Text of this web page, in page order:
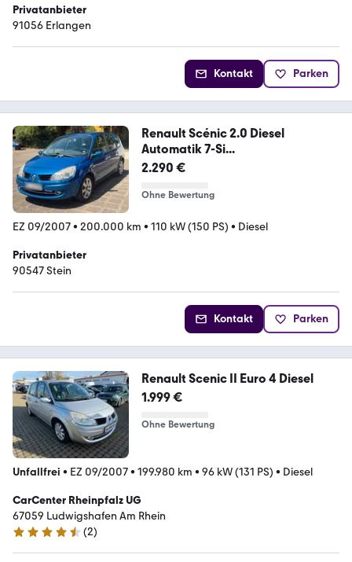
Privatanbieter
91056 Erlangen
Kontakt Parken
Renault Scénic 2.0 Diesel
Automatik 7-Si...
2.290 €
Ohne Bewertung
EZ 09/2007• 200.000 km • 110 kW (150 PS) • Diesel
Privatanbieter
90547 Stein
Kontakt Parken
Renault Scenic II Euro 4 Diesel
1.999 €
Ohne Bewertung
Unfallfrei • EZ 09/2007• 199.980 km • 96 kW (131 PS) • Diesel
CarCenter Rheinpfalz UG
67059 Ludwigshafen Am Rhein
4.5 Sterne
(2)